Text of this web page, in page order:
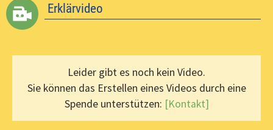
Erklärvideo
Leider gibt es noch kein Video.
Sie können das Erstellen eines Videos durch eine
Spende unterstützen: [Kontakt]